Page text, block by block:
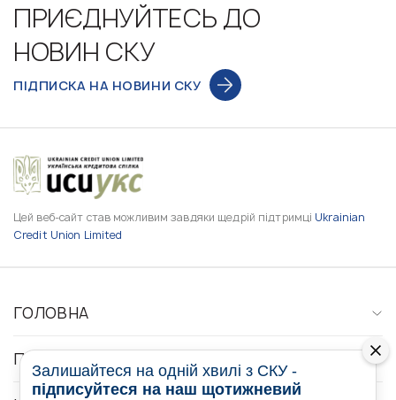
ПРИЄДНУЙТЕСЬ ДО
НОВИН СКУ
ПІДПИСКА НА НОВИНИ СКУ
Цей веб-сайт став можливим завдяки щедрій підтримці Ukrainian
Credit Union Limited
ГОЛОВНА
ПРО НАС
Залишайтеся на одній хвилі з СКУ -
підписуйтеся на наш щотижневий